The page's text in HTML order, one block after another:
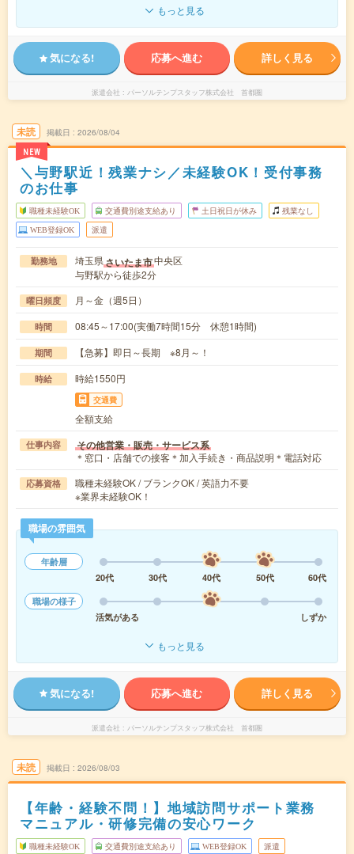
もっと見る
気になる! 応募へ進む 詳しく見る
派遣会社 パーソルテンプスタッフ株式会社 首都圏
未読
NEW
掲載日 2026/08/04
＼与野駅近！残業ナシ／未経験OK！受付事務
のお仕事
職種未経験OK 交通費別途支給あり 土日祝日が休み 残業なし
WEB登録OK 派遣
勤務地 埼玉県さいたま市中央区
与野駅から徒歩2分
曜日頻度 月～金（週5日）
時間 08:45～17:00(実働7時間15分 休憩1時間)
期間 【急募】即日～長期 ※8月～！
時給 時給1550円
交通費
全額支給
仕事内容 その他営業・販売・サービス系
＊窓口・店舗での接客＊加入手続き・商品説明＊電話対応
応募資格
職種未経験OK / ブランクOK / 英語力不要
※業界未経験OK！
職場の雰囲気
年齢層
20代
30代 40代 50代
60代
職場の様子
活気がある
しずか
もっと見る
気になる! 応募へ進む 詳しく見る
派遣会社 パーソルテンプスタッフ株式会社 首都圏
未読 掲載日 2026/08/03
【年齢・経験不問！】地域訪問サポート業務
マニュアル・研修完備の安心ワーク
職種未経験OK 交通費別途支給あり WEB登録OK 派遣